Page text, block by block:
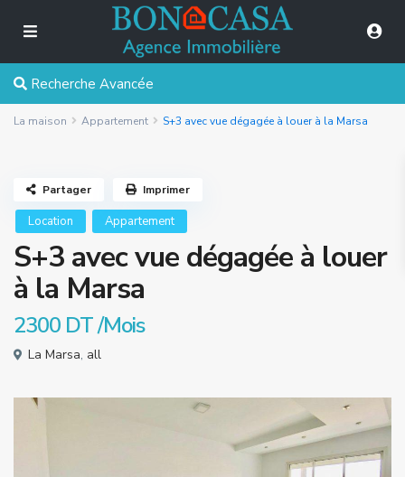
Recherche Avancée
La maison Appartement S+3 avec vue dégagée à louer à la Marsa
Location Appartement
S+3 avec vue dégagée à louer
à la Marsa
2300 DT/Mois
La Marsa, all
Partager Imprimer